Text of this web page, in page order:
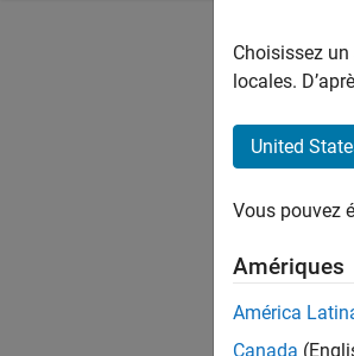
Choisissez
locales.
United
Vous pouvez
Amériques
América
Canada